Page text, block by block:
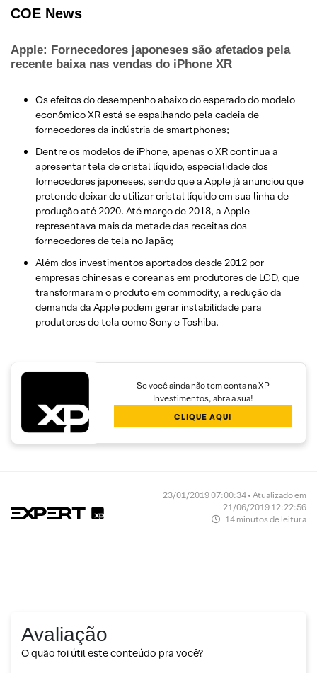
COE News
Apple: Fornecedores japoneses são afetados pela
recente baixa nas vendas do iPhone XR
Os efeitos do desempenho abaixo do esperado do modelo
econômico XR está se espalhando pela cadeia de
fornecedores da indústria de smartphones;
Dentre os modelos de iPhone, apenas o XR continua a
apresentar tela de cristal líquido, especialidade dos
fornecedores japoneses, sendo que a Apple já anunciou que
pretende deixar de utilizar cristal líquido em sua linha de
produção até 2020. Até março de 2018, a Apple
representava mais da metade das receitas dos
fornecedores de tela no Japão;
Além dos investimentos aportados desde 2012 por
empresas chinesas e coreanas em produtores de LCD, que
transformaram o produto em commodity, a redução da
demanda da Apple podem gerar instabilidade para
produtores de tela como Sony e Toshiba.
Se você ainda não tem conta na XP
Investimentos, abra a sua!
CLIQUE AQUI
23/01/2019 07:00:34 • Atualizado em
21/06/2019 12:22:56
14 minutos de leitura
Avaliação
O quão foi útil este conteúdo pra você?